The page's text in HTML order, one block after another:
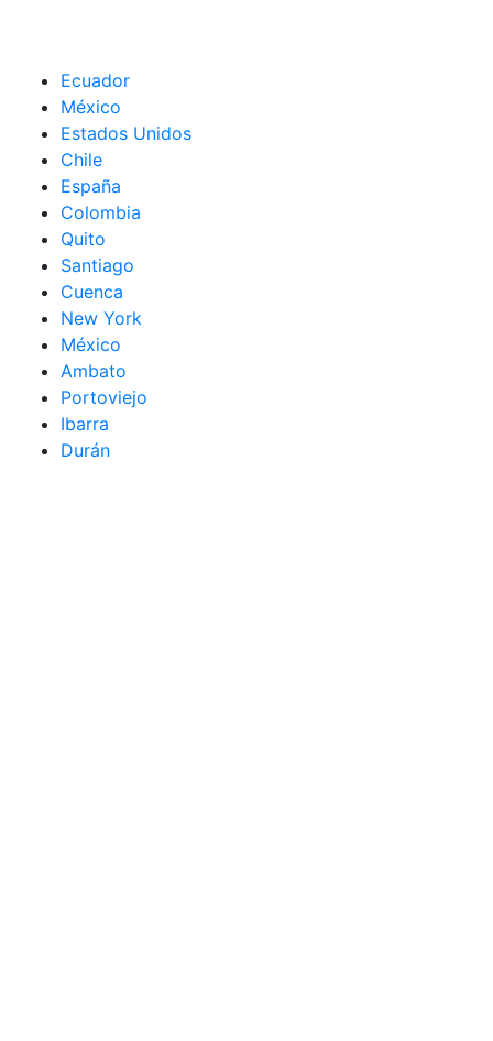
Ecuador
México
Estados Unidos
Chile
España
Colombia
Quito
Santiago
Cuenca
New York
México
Ambato
Portoviejo
Ibarra
Durán